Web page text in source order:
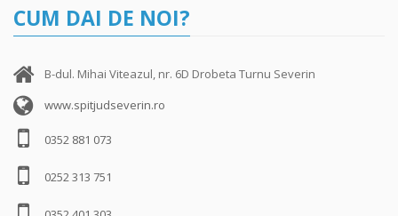
CUM DAI DE NOI?
B-dul. Mihai Viteazul, nr. 6D Drobeta Turnu Severin
www.spitjudseverin.ro
0352 881 073
0252 313 751